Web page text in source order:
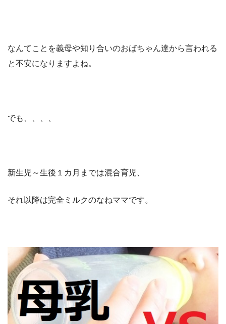
なんてことを義母や知り合いのおばちゃん達から言われる
と不安になりますよね。
でも、、、、
新生児～生後１カ月までは混合育児、
それ以降は完全ミルクのなねママです。